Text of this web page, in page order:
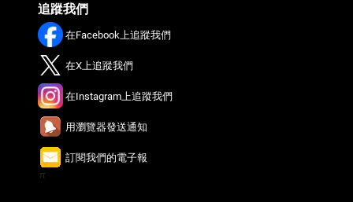
追蹤我們
在Facebook上追蹤我們
在X上追蹤我們
在Instagram上追蹤我們
用瀏覽器發送通知
訂閱我們的電子報
π